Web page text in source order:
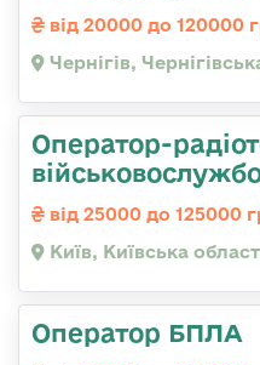
від 20000 до 120000
Чернігів,
Оператор-
від 25000 до 125000
Київ, Київська
Оператор БПЛА